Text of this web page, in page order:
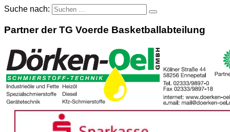
Suche nach:
Partner der TG Voerde Basketballabteilung